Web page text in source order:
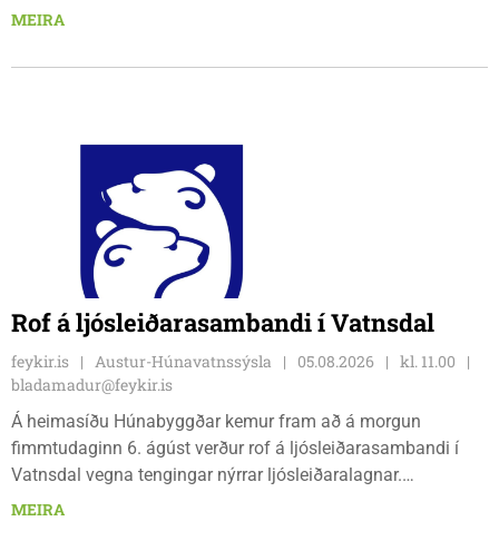
síðan 18. júlí. Spáin fyrir leikinn er fín, lítil háttar rigning og
veðri og skella sér á völlinn.
MEIRA
Rof á ljósleiðarasambandi í Vatnsdal
feykir.is Austur-Húnavatnssýsla 05.08.2026
kl. 11.00
bladamadur@feykir.is
Á heimasíðu Húnabyggðar kemur fram að á morgun
fimmtudaginn 6. ágúst verður rof á ljósleiðarasambandi í
Vatnsdal vegna tengingar nýrrar ljósleiðaralagnar.
Ljósleiðarasambandið verður rofið á morgun fimmtudag
MEIRA